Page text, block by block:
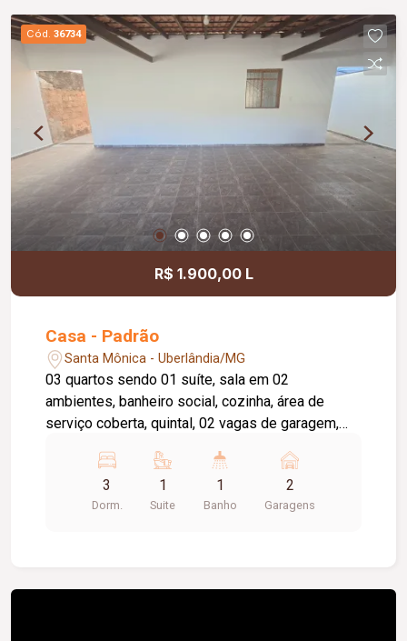
Cód. 36734
R$ 1.900,00 L
Casa - Padrão
Santa Mônica - Uberlândia/MG
03 quartos sendo 01 suíte, sala em 02
ambientes, banheiro social, cozinha, área de
serviço coberta, quintal, 02 vagas de garagem,
3
Dorm.
1
Suite
1
Banho
2
Garagens